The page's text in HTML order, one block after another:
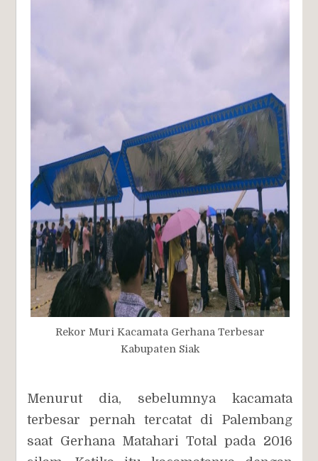
Rekor Muri Kacamata Gerhana Terbesar
Kabupaten Siak
Menurut dia, sebelumnya kacamata
terbesar pernah tercatat di Palembang
saat Gerhana Matahari Total pada 2016